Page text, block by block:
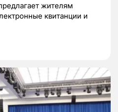
жителям
квитанции и